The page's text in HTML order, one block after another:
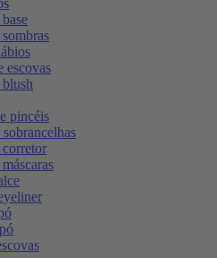
escovas
blush
pincéis
corretor